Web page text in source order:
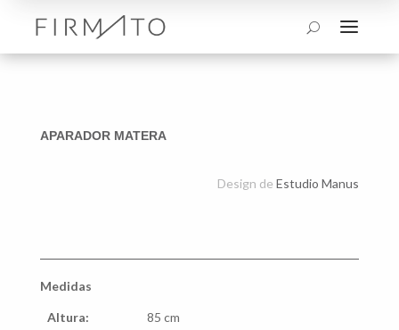
U a
APARADOR MATERA
Design deEstudio Manus
Medidas
Altura:
85 cm